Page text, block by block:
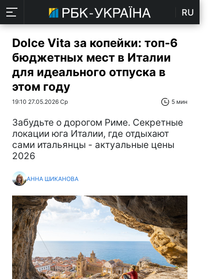
RU
Dolce Vita за копейки: топ-6
бюджетных мест в Италии
для идеального отпуска в
этом году
19:10 27.05.2026 Ср 5 мин
Забудьте о дорогом Риме. Секретные
локации юга Италии, где отдыхают
сами итальянцы - актуальные цены
2026
АННА ШИКАНОВА